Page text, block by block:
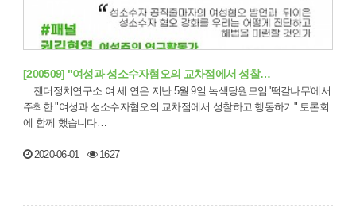
[200509] "여성과 성소수자혐오의 교차점에서 성찰…
주최한 "여성과 성소수자혐오의 교차점에서 성찰하고 행동하기" 토론회
에 함께 했습니다…
2020-06-01 1627